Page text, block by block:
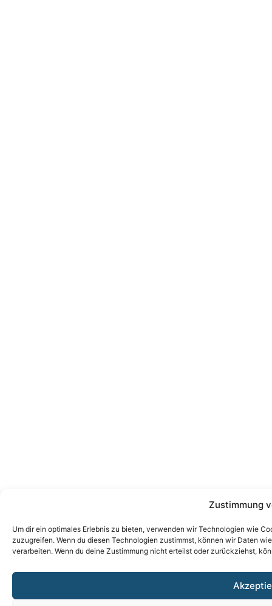
Zustimmung
Um dir ein optimales Erlebnis zu bieten, verwenden wir Technologien wie
zuzugreifen. Wenn du diesen Technologien zustimmst, können wir Daten
verarbeiten. Wenn du deine Zustimmung nicht erteilst oder zurückziehst,